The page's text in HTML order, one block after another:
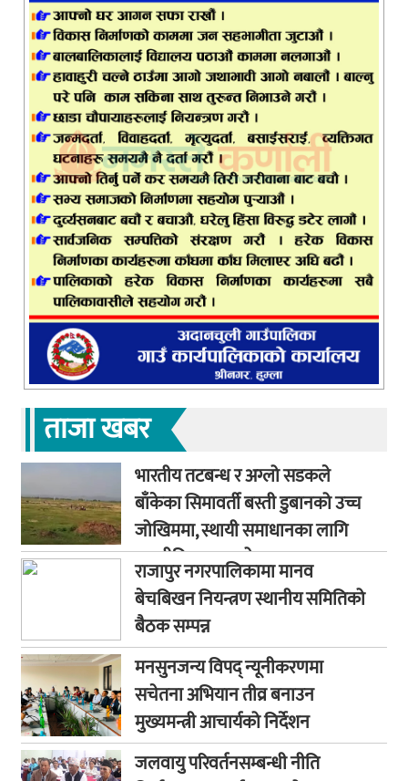
ताजा खबर
भारतीय तटबन्ध र अग्लो सडकले
बाँकेका सिमावर्ती बस्ती डुबानको उच्च
जोखिममा, स्थायी समाधानका लागि
कूटनीतिक पहलको माग
राजापुर नगरपालिकामा मानव
बेचबिखन नियन्त्रण स्थानीय समितिको
बैठक सम्पन्न
मनसुनजन्य विपद् न्यूनीकरणमा
सचेतना अभियान तीव्र बनाउन
मुख्यमन्त्री आचार्यको निर्देशन
जलवायु परिवर्तनसम्बन्धी नीति